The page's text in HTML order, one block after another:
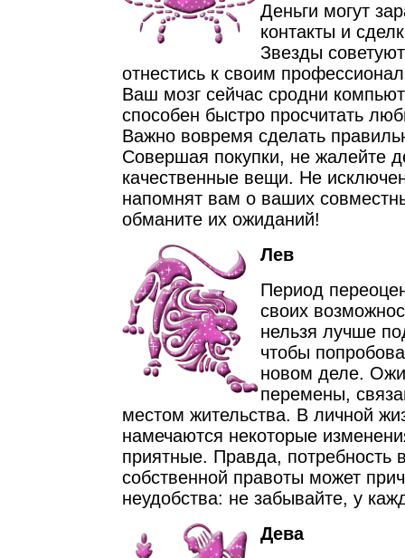
Деньги могут
контакты и
Звезды
отнестись к своим
Ваш мозг сейчас сродни
способен быстро просчитать
Важно вовремя сделать
Совершая покупки, не жалейте
качественные вещи. Не
напомнят вам о ваших
обманите их ожиданий!
Лев
Период
своих
нельзя лучше
чтобы
новом деле.
перемены,
местом жительства. В личной
намечаются некоторые
приятные. Правда, потребность
собственной правоты может
неудобства: не забывайте, у
Дева